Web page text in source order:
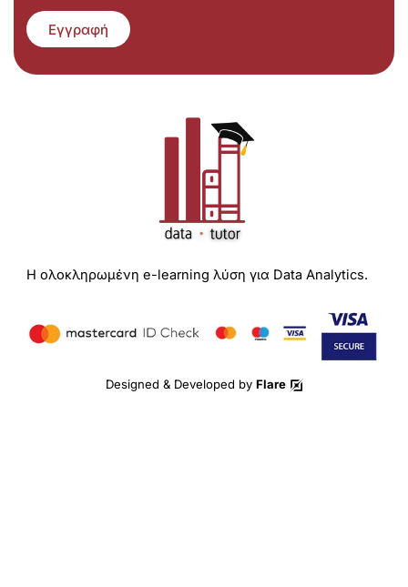
Εγγραφή
Η ολοκληρωμένη e-learning λύση για Data Analytics.
Designed & Developed by Flare